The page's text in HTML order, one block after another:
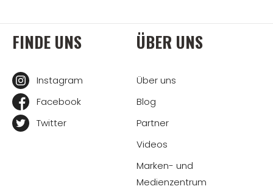
FINDE UNS
Instagram
Facebook
Twitter
ÜBER UNS
Über uns
Blog
Partner
Videos
Marken- und
Medienzentrum